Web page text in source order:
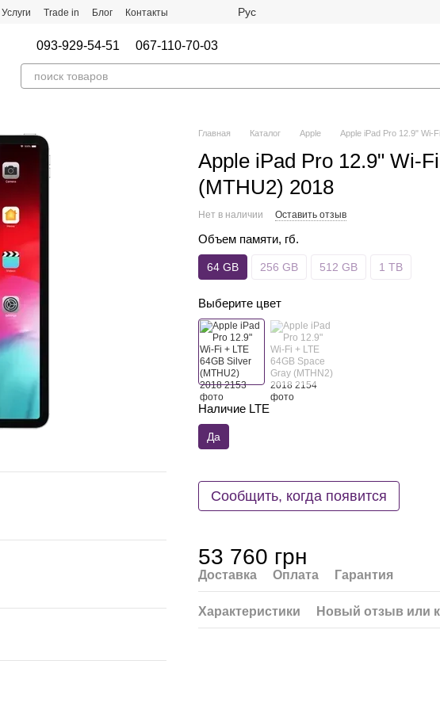
Услуги Trade in Блог Контакты Рус
093-929-54-51 067-110-70-03
Главная Каталог Apple Apple iPad Pro 12.9" Wi-
Apple iPad Pro 12.9" Wi-
(MTHU2) 2018
Нет в наличии Оставить отзыв
Объем памяти, гб.
64 GB 256 GB 512 GB 1 TB
Выберите цвет
Наличие LTE
Да
Сообщить, когда появится
53 760 грн
Доставка Оплата Гарантия
Характеристики Новый отзыв или